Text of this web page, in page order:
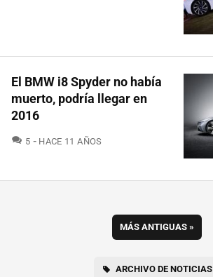
El BMW i8 Spyder no había
muerto, podría llegar en
2016
5 COMENTARIOS
HACE 11 AÑOS
MÁS ANTIGUAS »
ARCHIVO DE NOTICIAS